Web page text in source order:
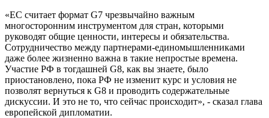
«ЕС считает формат G7 чрезвычайно важным
многосторонним инструментом для стран, которыми
руководят общие ценности, интересы и обязательства.
Сотрудничество между партнерами-единомышленниками
даже более жизненно важна в такие непростые времена.
Участие РФ в тогдашней G8, как вы знаете, было
приостановлено, пока РФ не изменит курс и условия не
позволят вернуться к G8 и проводить содержательные
дискуссии. И это не то, что сейчас происходит», - сказал глава
европейской дипломатии.